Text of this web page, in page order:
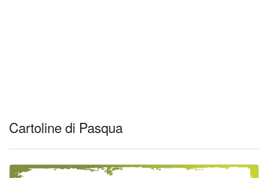
Cartoline di Pasqua